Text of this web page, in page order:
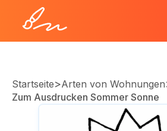
Startseite>Arten von Wohnungen
Zum Ausdrucken Sommer Sonne